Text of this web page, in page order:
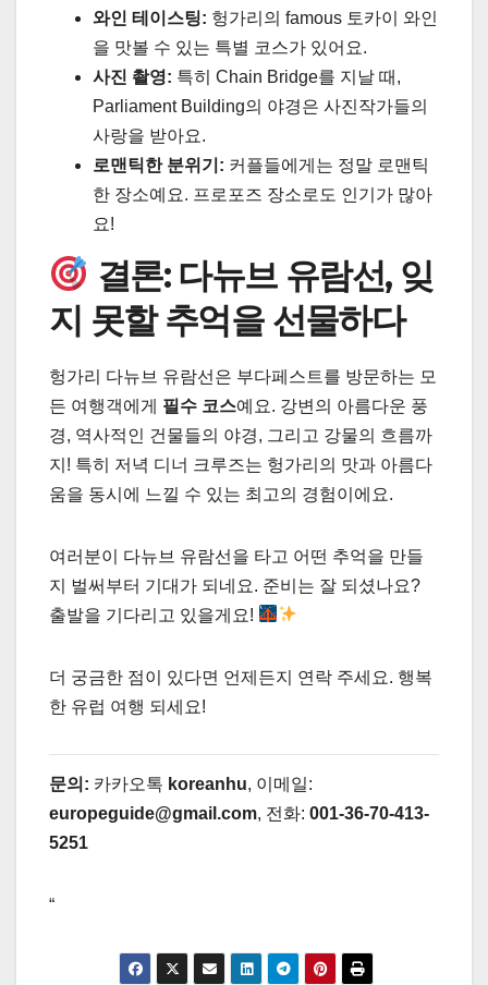
와인 테이스팅: 헝가리의 famous 토카이 와인
을 맛볼 수 있는 특별 코스가 있어요.
사진 촬영: 특히 Chain Bridge를 지날 때,
Parliament Building의 야경은 사진작가들의
사랑을 받아요.
로맨틱한 분위기: 커플들에게는 정말 로맨틱
한 장소예요. 프로포즈 장소로도 인기가 많아
요!
결론: 다뉴브 유람선, 잊
지 못할 추억을 선물하다
헝가리 다뉴브 유람선은 부다페스트를 방문하는 모
든 여행객에게 필수 코스예요. 강변의 아름다운 풍
경, 역사적인 건물들의 야경, 그리고 강물의 흐름까
지! 특히 저녁 디너 크루즈는 헝가리의 맛과 아름다
움을 동시에 느낄 수 있는 최고의 경험이에요.
여러분이 다뉴브 유람선을 타고 어떤 추억을 만들
지 벌써부터 기대가 되네요. 준비는 잘 되셨나요?
출발을 기다리고 있을게요!
더 궁금한 점이 있다면 언제든지 연락 주세요. 행복
한 유럽 여행 되세요!
문의: 카카오톡 koreanhu, 이메일:
europeguide@gmail.com, 전화: 001-36-70-413-
5251
“